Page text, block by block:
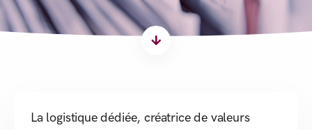
La logistique dédiée, créatrice de valeurs